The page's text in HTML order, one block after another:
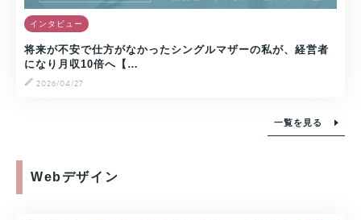
インタビュー
将来が不安で仕方がなかったシングルマザーの私が、経営者
になり月収10倍へ【…
2026/04/27
一覧を見る
Webデザイン